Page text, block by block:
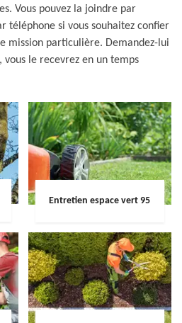
Vous pouvez la joindre par
téléphone si vous souhaitez confier
mission particulière. Demandez-lui
le recevrez en un temps
Entretien espace vert 95